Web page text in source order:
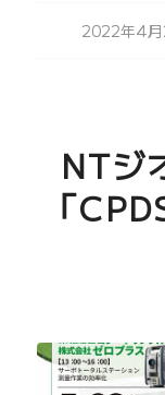
2022年4月
/
NTジ
「